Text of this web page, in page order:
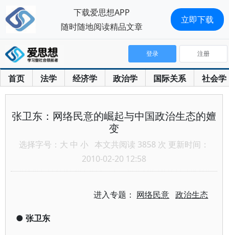
首页 法学 经济学 政治学 国际关系 社会学
登录 注册
张卫东：网络民意的崛起与中国政治生态的嬗
变
选择字号： 大 中 小 本文共阅读 3858 次 更新时间：
2010-02-20 12:58
进入专题： 网络民意 政治生态
● 张卫东
下载爱思想APP
随时随地阅读精品文章
立即下载